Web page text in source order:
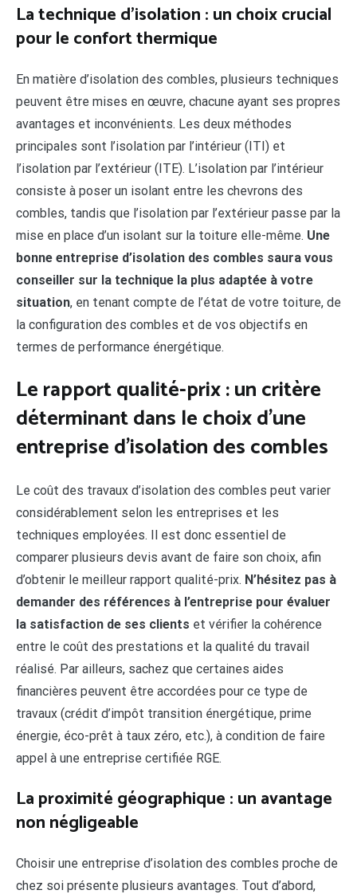
La technique d’isolation : un choix crucial
pour le confort thermique
En matière d’isolation des combles, plusieurs techniques
peuvent être mises en œuvre, chacune ayant ses propres
avantages et inconvénients. Les deux méthodes
principales sont l’isolation par l’intérieur (ITI) et
l’isolation par l’extérieur (ITE). L’isolation par l’intérieur
consiste à poser un isolant entre les chevrons des
combles, tandis que l’isolation par l’extérieur passe par la
mise en place d’un isolant sur la toiture elle-même. Une
bonne entreprise d’isolation des combles saura vous
conseiller sur la technique la plus adaptée à votre
situation, en tenant compte de l’état de votre toiture, de
la configuration des combles et de vos objectifs en
termes de performance énergétique.
Le rapport qualité-prix : un critère
déterminant dans le choix d’une
entreprise d’isolation des combles
Le coût des travaux d’isolation des combles peut varier
considérablement selon les entreprises et les
techniques employées. Il est donc essentiel de
comparer plusieurs devis avant de faire son choix, afin
d’obtenir le meilleur rapport qualité-prix. N’hésitez pas à
demander des références à l’entreprise pour évaluer
la satisfaction de ses clients et vérifier la cohérence
entre le coût des prestations et la qualité du travail
réalisé. Par ailleurs, sachez que certaines aides
financières peuvent être accordées pour ce type de
travaux (crédit d’impôt transition énergétique, prime
énergie, éco-prêt à taux zéro, etc.), à condition de faire
appel à une entreprise certifiée RGE.
La proximité géographique : un avantage
non négligeable
Choisir une entreprise d’isolation des combles proche de
chez soi présente plusieurs avantages. Tout d’abord,